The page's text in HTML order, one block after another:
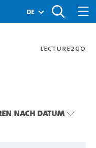
de
Lecture2Go
nach Datum